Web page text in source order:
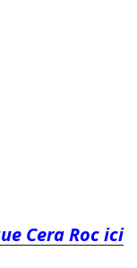
Cera Roc ici